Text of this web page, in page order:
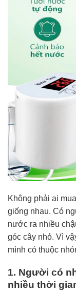
Không phải ai
giống nhau. Có
nước ra nhiều
góc cây nhỏ. Vì
mình có thuộc
1. Người có
nhiều thời